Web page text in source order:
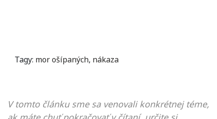
Tagy: mor ošípaných, nákaza
V tomto článku sme sa venovali konkrétnej téme,